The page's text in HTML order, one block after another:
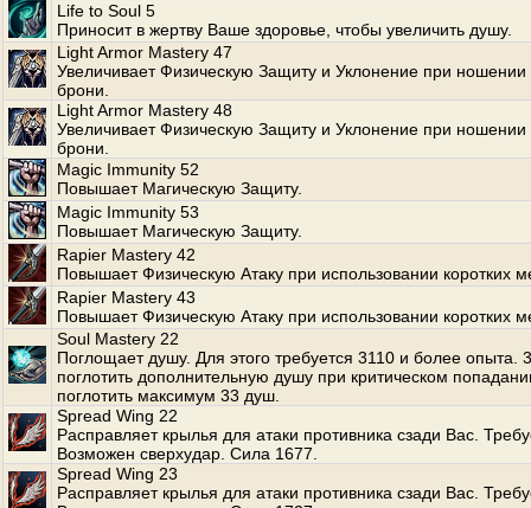
Life to Soul 5
Приносит в жертву Ваше здоровье, чтобы увеличить душу.
Light Armor Mastery 47
Увеличивает Физическую Защиту и Уклонение при ношении
брони.
Light Armor Mastery 48
Увеличивает Физическую Защиту и Уклонение при ношении
брони.
Magic Immunity 52
Повышает Магическую Защиту.
Magic Immunity 53
Повышает Магическую Защиту.
Rapier Mastery 42
Повышает Физическую Атаку при использовании коротких
Rapier Mastery 43
Повышает Физическую Атаку при использовании коротких
Soul Mastery 22
Поглощает душу. Для этого требуется 3110 и более опыта.
поглотить дополнительную душу при критическом
поглотить максимум 33 душ.
Spread Wing 22
Расправляет крылья для атаки противника сзади Вас.
Возможен сверхудар. Сила 1677.
Spread Wing 23
Расправляет крылья для атаки противника сзади Вас.